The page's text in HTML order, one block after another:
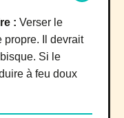
: Verser le
propre. Il devrait
Si le
à feu doux